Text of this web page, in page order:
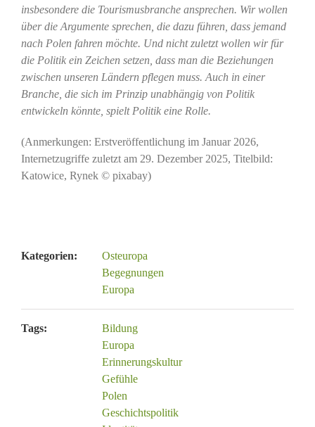
insbesondere die Tourismusbranche ansprechen. Wir wollen
über die Argumente sprechen, die dazu führen, dass jemand
nach Polen fahren möchte. Und nicht zuletzt wollen wir für
die Politik ein Zeichen setzen, dass man die Beziehungen
zwischen unseren Ländern pflegen muss. Auch in einer
Branche, die sich im Prinzip unabhängig von Politik
entwickeln könnte, spielt Politik eine Rolle.
(Anmerkungen: Erstveröffentlichung im Januar 2026,
Internetzugriffe zuletzt am 29. Dezember 2025, Titelbild:
Katowice, Rynek © pixabay)
Kategorien:
Osteuropa
Begegnungen
Europa
Tags:
Bildung
Europa
Erinnerungskultur
Gefühle
Polen
Geschichtspolitik